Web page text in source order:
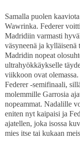
Samalla puolen
Wawrinka. Federer
Madridiin varmasti
väsyneenä ja kylläisenä
Madridin nopeat
ultrahyökkäykselle
viikkoon ovat
Federer -semifinaali,
molemmille Garrosia
nopeammat. Nadalille
eniten nyt kaipaisi ja
ajatellen, joka isossa
mies itse tai kukaan